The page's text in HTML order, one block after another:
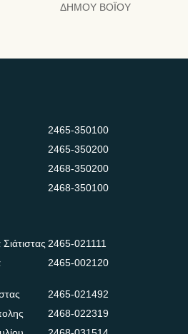
ΔΗΜΟΥ ΒΟΪΟΥ
2465-350100
2465-350200
2468-350200
2468-350100
2465-021111
2465-002120
2465-021492
2468-022319